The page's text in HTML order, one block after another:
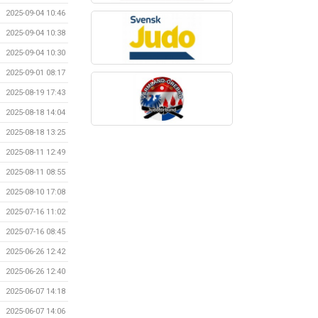
2025-09-04 10:46
2025-09-04 10:38
2025-09-04 10:30
2025-09-01 08:17
2025-08-19 17:43
2025-08-18 14:04
2025-08-18 13:25
2025-08-11 12:49
2025-08-11 08:55
2025-08-10 17:08
2025-07-16 11:02
2025-07-16 08:45
2025-06-26 12:42
2025-06-26 12:40
2025-06-07 14:18
2025-06-07 14:06